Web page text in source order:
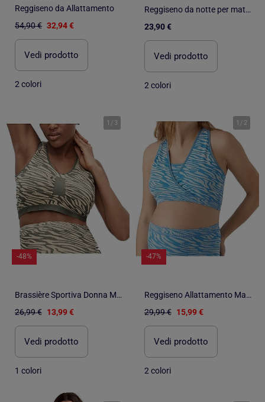
Reggiseno da Allattamento
54,90 € 32,94 €
Vedi prodotto
2 colori
Reggiseno da notte per maternità GRIS 'Bogema'
23,90 €
Vedi prodotto
2 colori
1 / 3
-48%
Brassière Sportiva Donna Mamalicious Active
26,99 € 13,99 €
Vedi prodotto
1 colori
1 / 2
-47%
Reggiseno Allattamento Mamalicious Donna
29,99 € 15,99 €
Vedi prodotto
2 colori